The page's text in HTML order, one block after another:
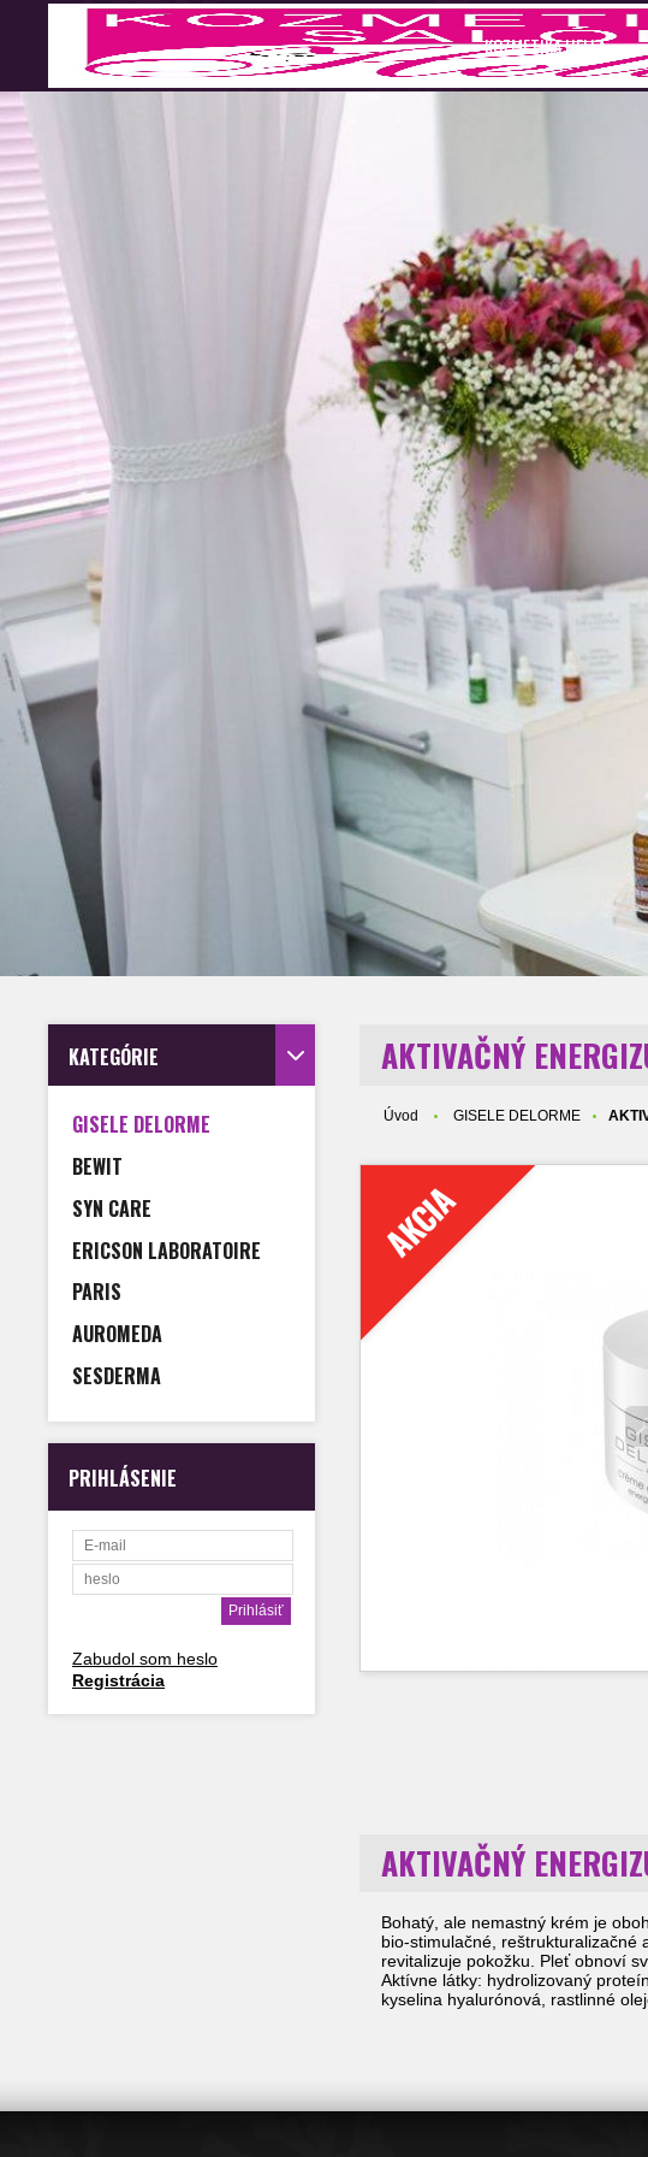
KOZMETIKA HELLA
KATEGÓRIE
GISELE DELORME
BEWIT
SYN CARE
ERICSON LABORATOIRE
PARIS
AUROMEDA
SESDERMA
PRIHLÁSENIE
Zabudol som heslo
Registrácia
AKTIVAČNÝ
Úvod GISELE DELORME
AKCIA
AKTIVAČNÝ
Bohatý, ale nemastný krém je
bio-stimulačné, reštrukturalizačné
revitalizuje pokožku. Pleť obnoví
Aktívne látky: hydrolizovaný
kyselina hyalurónová, rastlinné